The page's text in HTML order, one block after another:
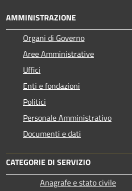
AMMINISTRAZIONE
Organi di Governo
Aree Amministrative
Uffici
Enti e fondazioni
Politici
Personale Amministrativo
Documenti e dati
CATEGORIE DI SERVIZIO
Anagrafe e stato civile